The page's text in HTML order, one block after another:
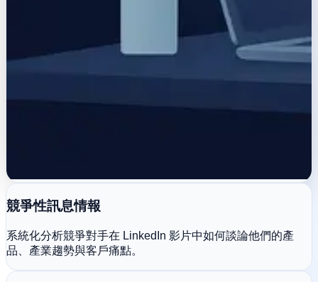
競爭性訊息情報
系統化分析競爭對手在 LinkedIn 影片中如何談論他們的產
品、產業趨勢與客戶痛點。